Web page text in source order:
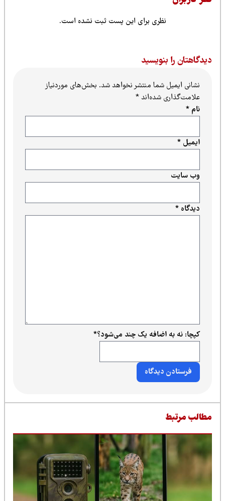
نظری برای این پست ثبت نشده است.
را بنویسید
نشانی ایمیل شما منتشر نخواهد شد.بخش‌های موردنیاز
علامت‌گذاری شده‌اند*
دیدگاه*
ایمیل*
وب‌ سایت
کپچا: نه به اضافه یک چند می‌شود؟*
مرتبط